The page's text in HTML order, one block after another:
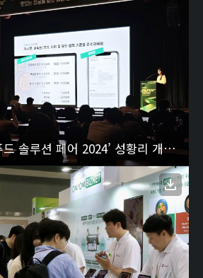
CJ프레시웨이, ‘푸드 솔루션 페어 2024’ 성황리 개막 3